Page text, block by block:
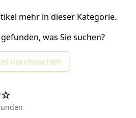
mehr in dieser Kategorie.
was Sie suchen?
durchsuchen